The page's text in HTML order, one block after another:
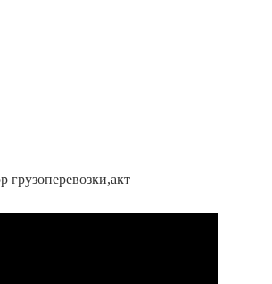
грузоперевозки,акт